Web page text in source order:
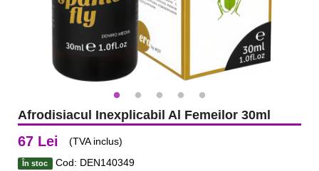
Afrodisiacul Inexplicabil Al Femeilor 30ml
67 Lei (TVA inclus)
În stoc Cod: DEN140349